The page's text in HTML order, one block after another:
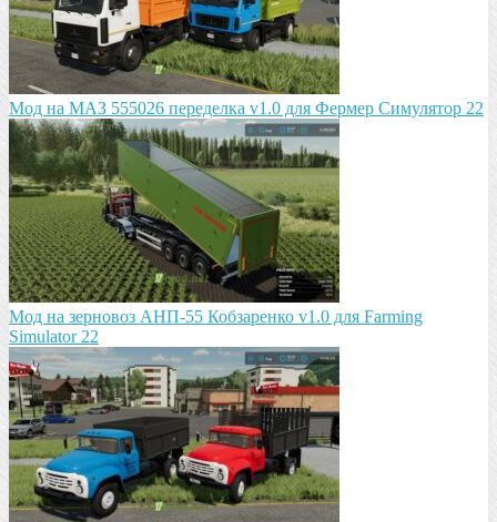
Мод на МАЗ 555026 пeрeдeлка v1.0 для Фермер Симулятор 22
Мод на зeрновоз АНП-55 Кобзарeнко v1.0 для Farming
Simulator 22